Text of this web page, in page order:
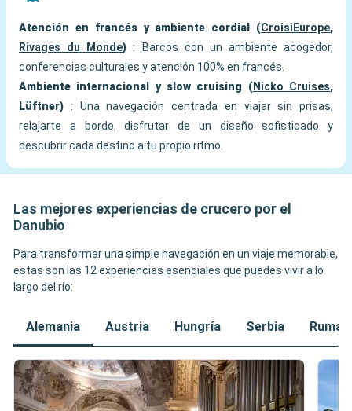
Atención en francés y ambiente cordial (CroisiEurope,
Rivages du Monde) : Barcos con un ambiente acogedor,
conferencias culturales y atención 100% en francés.
Ambiente internacional y slow cruising (Nicko Cruises,
Lüftner) : Una navegación centrada en viajar sin prisas,
relajarte a bordo, disfrutar de un diseño sofisticado y
descubrir cada destino a tu propio ritmo.
Las mejores experiencias de crucero por el
Danubio
Para transformar una simple navegación en un viaje memorable,
estas son las 12 experiencias esenciales que puedes vivir a lo
largo del río:
Alemania Austria Hungría Serbia